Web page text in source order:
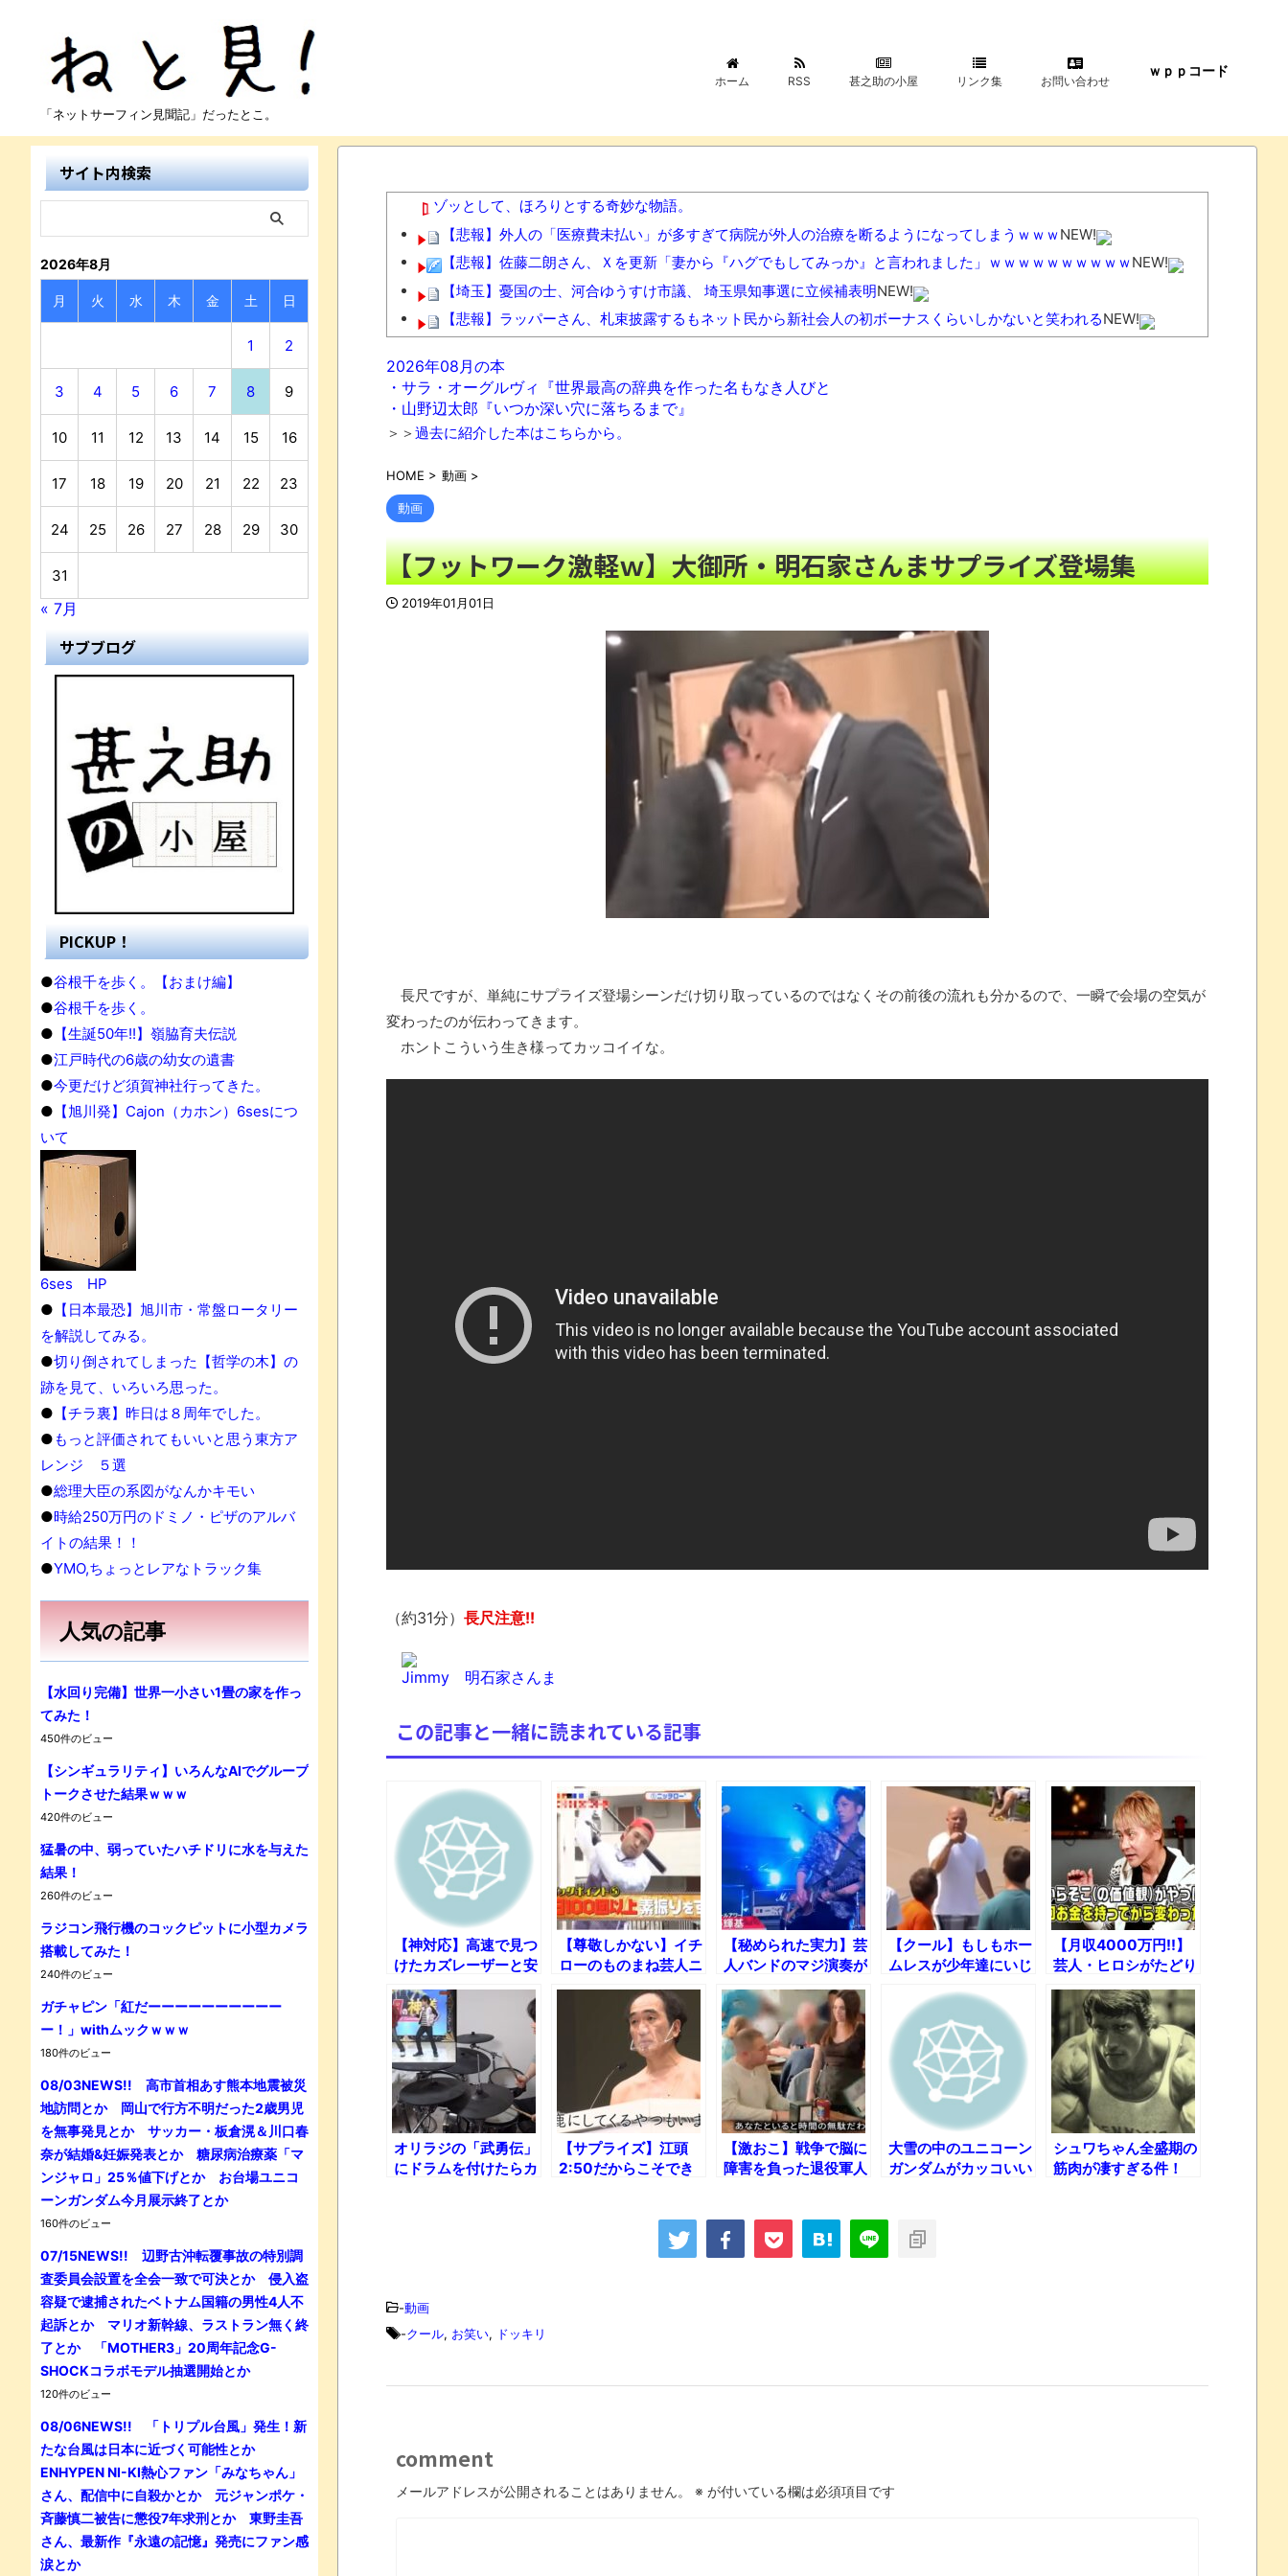
「ネットサーフィン見聞記」だったとこ。
ホーム RSS 甚之助の小屋 リンク集 お問い合わせ
ｗｐｐコード
ゾッとして、ほろりとする奇妙な物語。
【悲報】外人の「医療費未払い」が多すぎて病院が外人の治療を断るようになってしまうｗｗｗNEW!
【悲報】佐藤二朗さん、Ｘを更新「妻から『ハグでもしてみっか』と言われました」ｗｗｗｗｗｗｗｗｗｗNEW!
【埼玉】憂国の士、河合ゆうすけ市議、 埼玉県知事選に立候補表明NEW!
【悲報】ラッパーさん、札束披露するもネット民から新社会人の初ボーナスくらいしかないと笑われるNEW!
【画像】コメ 損切り加速ｗｗｗｗｗｗｗｗｗ
西川貴教アニキ、ミュージックステーションで”魅惑のマーメイド達と限界突破”してしまうｗｗｗｗ
【画像】寺田心さん(18)、筋トレした結果無事かわいくなるｗｗｗｗｗ
「いったいどんな音が出るのか…」韓国で売っている目覚まし時計のデザインが悪夢すぎるｗｗｗNEW!
まっぷたつに…日本レトロゲーム協会がゲームソフトCDの劣化について問題提起 他NEW!
別にどこの誰が一日何時間睡眠だろうがどうでもいいじゃないですか
【悲報】太鼓の達人、お馴染みのフォントの使用料が年間6万から年間320万になったので変更に
08/08NEWS!! 高市首相の熊本視察「PR動画」批判相次ぐとか 【甲子園】有明、被災地・熊本に届ける劇的逆転勝
利とか KDDI、楽天へのローミングを9月末終了とか ニンテンドーミュージアム、公式ページ以外で購入したチケット
「ぞわっとした…」カルディで売っているコーヒーのパッケージが“一瞬怖い”と話題にwwww
「天才か」いや変態です、宝鐘マリンのルアーを作ってタコを釣り上げた動画が葛飾北斎も大喜びの構図過ぎておも
ろい件ほか、8月08日の新着CGまとめ
8月26日にリメイク完結編「FF7リベレーション」の新映像が公開！欧州gamescom 2026にて
レトロパソコンの雑誌掲載プログラムリストを打ち込んだゲームプレイ動画で当時が懐かしい。
お前らの身体の悩み教えてくれ
映画ちいかわ観に行ったので感想を書きます(若干ネタバレあり) 26/07/25
マケイン9巻＆アニメ公式ガイド感想
独学で挑んだ2026年二級建築士学科試験結果速報（仮）
長野県のなめこのデカさが規格外だったｗｗ
新装版「ご冗談でしょう、ファインマンさん（上）（下）」発売
【画像】整形で2400万円超えの美女、水着グラビアに挑戦
「ム、ムリです・・・」メガネ美人ナースに入院中のオレのオナサポ懇願したら・・・
ブログお引越しのお知らせ
【極画像】名古屋の地下鉄wwwwwwwwwwww
全方位青い芝包囲網すぎて色々見失う、新しい仕事観
見ていると！悲しくなってしまう猫の画像の数々！！
Powered by livedoor 相互RSS
2026年08月の本
・サラ・オーグルヴィ『世界最高の辞典を作った名もなき人びと
・山野辺太郎『いつか深い穴に落ちるまで』
＞＞ 過去に紹介した本はこちらから。
HOME > 動画 >
動画
【フットワーク激軽ｗ】大御所・明石家さんまサプライズ登場集
2019年01月01日
長尺ですが、単純にサプライズ登場シーンだけ切り取っているのではなくその前後の流れも分かるので、一瞬で会場の空気が
変わったのが伝わってきます。
ホントこういう生き様ってカッコイイな。
（約31分） 長尺注意!!
Jimmy 明石家さんま
この記事と一緒に読まれている記事
【神対応】高速で見つ
けたカズレーザーと安
藤なつ【メイプル超合
金】
【尊敬しかない】イチ
ローのものまね芸人ニ
ッチローのストイック
過ぎる生活ｗ
【秘められた実力】芸
人バンドのマジ演奏が
地味に凄い!!
【クール】もしもホー
ムレスが少年達にいじ
外ドッキリ】
【月収4000万円!!】
芸人・ヒロシがたどり
着いたお金の価値観と
は……？
オリラジの「武勇伝」
にドラムを付けたらカ
【サプライズ】江頭
2:50だからこそでき
【激おこ】戦争で脳に
障害を負った退役軍人
ちは・・・
大雪の中のユニコーン
ガンダムがカッコいい
シュワちゃん全盛期の
筋肉が凄すぎる件！
-動画
-クール, お笑い, ドッキリ
comment
メールアドレスが公開されることはありません。 ※ が付いている欄は必須項目です
サイト内検索
2026年8月
月 火 水 木 金 土 日
1 2
3 4 5 6 7 8 9
10 11 12 13 14 15 16
17 18 19 20 21 22 23
24 25 26 27 28 29 30
31
« 7月
サブブログ
PICKUP！
●谷根千を歩く。【おまけ編】
●谷根千を歩く。
● 【生誕50年!!】嶺脇育夫伝説
●江戸時代の6歳の幼女の遺書
●今更だけど須賀神社行ってきた。
● 【旭川発】Cajon（カホン）6sesにつ
いて
6ses HP
● 【日本最恐】旭川市・常盤ロータリー
を解説してみる。
●切り倒されてしまった【哲学の木】の
跡を見て、いろいろ思った。
● 【チラ裏】昨日は８周年でした。
●もっと評価されてもいいと思う東方ア
レンジ ５選
●総理大臣の系図がなんかキモい
●時給250万円のドミノ・ピザのアルバ
イトの結果！！
●YMO,ちょっとレアなトラック集
人気の記事
【水回り完備】世界一小さい1畳の家を作っ
てみた！
450件のビュー
【シンギュラリティ】いろんなAIでグループ
トークさせた結果ｗｗｗ
420件のビュー
猛暑の中、弱っていたハチドリに水を与えた
結果！
260件のビュー
ラジコン飛行機のコックピットに小型カメラ
搭載してみた！
240件のビュー
ガチャピン「紅だーーーーーーーーーー
ー！」withムックｗｗｗ
180件のビュー
08/03NEWS!! 高市首相あす熊本地震被災
地訪問とか 岡山で行方不明だった2歳男児
を無事発見とか サッカー・板倉滉＆川口春
奈が結婚&妊娠発表とか 糖尿病治療薬「マ
ンジャロ」25％値下げとか お台場ユニコ
ーンガンダム今月展示終了とか
160件のビュー
07/15NEWS!! 辺野古沖転覆事故の特別調
査委員会設置を全会一致で可決とか 侵入盗
容疑で逮捕されたベトナム国籍の男性4人不
起訴とか マリオ新幹線、ラストラン無く終
了とか 「MOTHER3」20周年記念G-
SHOCKコラボモデル抽選開始とか
120件のビュー
08/06NEWS!! 「トリプル台風」発生！新
たな台風は日本に近づく可能性とか
ENHYPEN NI-KI熱心ファン「みなちゃん」
さん、配信中に自殺かとか 元ジャンポケ・
斉藤慎二被告に懲役7年求刑とか 東野圭吾
さん、最新作『永遠の記憶』発売にファン感
涙とか